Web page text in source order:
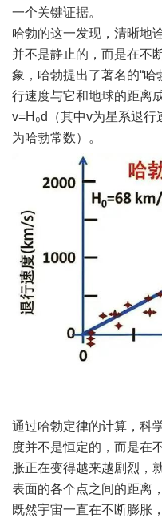
一个关键证据。
哈勃的这一发现，清晰地
并不是静止的，而是在不
象，哈勃提出了著名的“哈
行速度与它和地球的距离
v=H₀d（其中v为星系退行
为哈勃常数）。
通过哈勃定律的计算，科
度并不是恒定的，而是
胀正在变得越来越剧烈，
表面的各个点之间的距离
既然宇宙一直在不断膨胀